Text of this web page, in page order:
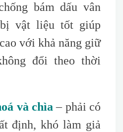
bám dấu vân
vật liệu tốt giúp
với khả năng giữ
đổi theo thời
và chìa – phải có
định, khó làm giả